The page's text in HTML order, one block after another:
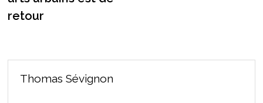
retour
Thomas Sévignon